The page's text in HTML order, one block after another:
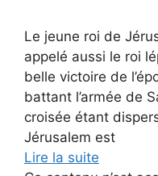
Le jeune roi de
appelé aussi le roi
belle victoire de
battant l’armée de
croisée étant
Jérusalem est
Lire la suite